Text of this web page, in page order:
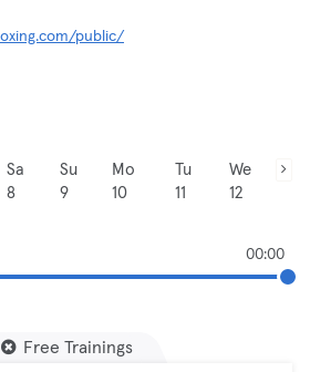
public/
Sa
8
Su
9
Mo
10
Tu
11
We
12
00:00
Free Trainings